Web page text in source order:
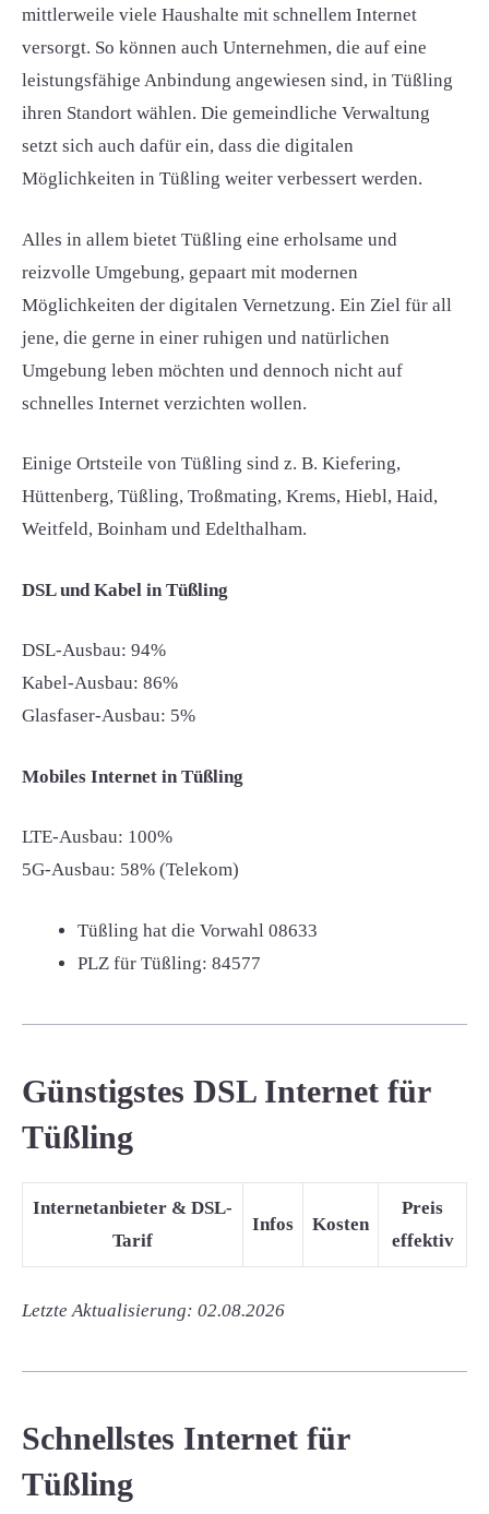
mittlerweile viele Haushalte mit schnellem Internet
versorgt. So können auch Unternehmen, die auf eine
leistungsfähige Anbindung angewiesen sind, in Tüßling
ihren Standort wählen. Die gemeindliche Verwaltung
setzt sich auch dafür ein, dass die digitalen
Möglichkeiten in Tüßling weiter verbessert werden.
Alles in allem bietet Tüßling eine erholsame und
reizvolle Umgebung, gepaart mit modernen
Möglichkeiten der digitalen Vernetzung. Ein Ziel für all
jene, die gerne in einer ruhigen und natürlichen
Umgebung leben möchten und dennoch nicht auf
schnelles Internet verzichten wollen.
Einige Ortsteile von Tüßling sind z. B. Kiefering,
Hüttenberg, Tüßling, Troßmating, Krems, Hiebl, Haid,
Weitfeld, Boinham und Edelthalham.
DSL und Kabel in Tüßling
DSL-Ausbau: 94%
Kabel-Ausbau: 86%
Glasfaser-Ausbau: 5%
Mobiles Internet in Tüßling
LTE-Ausbau: 100%
5G-Ausbau: 58% (Telekom)
Tüßling hat die Vorwahl 08633
PLZ für Tüßling: 84577
Günstigstes DSL Internet für
Tüßling
Internetanbieter & DSL-
Tarif
Infos Kosten
Preis
effektiv
Letzte Aktualisierung: 02.08.2026
Schnellstes Internet für
Tüßling